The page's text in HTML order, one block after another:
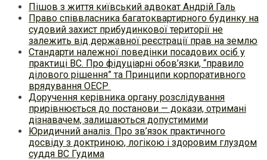
Пішов з життя київський адвокат Андрій Галь
Право співвласника багатоквартирного будинку на
судовий захист прибудинкової території не
залежить від державної реєстрації прав на землю
Стандарти належної поведінки посадових осіб у
практиці ВC. Про фідуціарні обов’язки, “правило
ділового рішення” та Принципи корпоративного
врядування ОЕСР
Доручення керівника органу розслідування
прирівнюється до постанови — докази, отримані
дізнавачем, залишаються допустимими
Юридичний аналіз. Про зв’язок практичного
досвіду з доктриною, логікою і здоровим глуздом
суддя ВС Гудима